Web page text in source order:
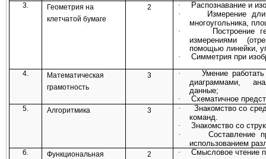
3.
Геометрия на
клетчатой бумаге
2 ·
Распознавание и
·
Измерение
многоугольника,
·
Построение
измерениями
помощью линейки,
·
Симметрия при
4.
Математическая
грамотность
3 ·
Умение
диаграммами,
данные;
·
Схематичное
5.
Алгоритмика 3 ·
Знакомство со
команд.
·
Знакомство со
·
Составление
использованием
6.
Функциональная
2 · Смысловое чтение